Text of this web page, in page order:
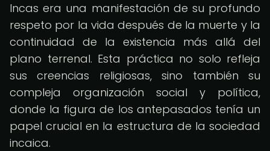
Incas era una manifestación de su profundo
respeto por la vida después de la muerte y la
continuidad de la existencia más allá del
plano terrenal. Esta práctica no solo refleja
sus creencias religiosas, sino también su
compleja organización social y política,
donde la figura de los antepasados tenía un
papel crucial en la estructura de la sociedad
incaica.